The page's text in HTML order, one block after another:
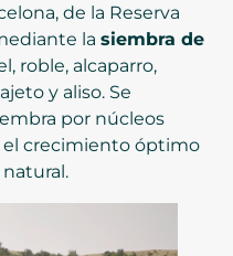
de la Reserva
la siembra de
roble, alcaparro,
y aliso. Se
por núcleos
crecimiento óptimo